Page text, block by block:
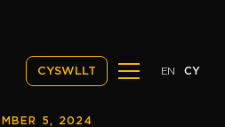
CYSWLLT EN CY
5, 2024